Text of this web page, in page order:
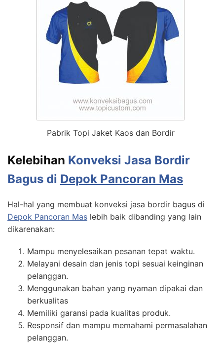
Pabrik Topi Jaket Kaos dan Bordir
Kelebihan Konveksi Jasa Bordir
Bagus di Depok Pancoran Mas
Hal-hal yang membuat konveksi jasa bordir bagus di
Depok Pancoran Mas lebih baik dibanding yang lain
dikarenakan:
Mampu menyelesaikan pesanan tepat waktu.
Melayani desain dan jenis topi sesuai keinginan
pelanggan.
Menggunakan bahan yang nyaman dipakai dan
berkualitas
Memiliki garansi pada kualitas produk.
Responsif dan mampu memahami permasalahan
pelanggan.